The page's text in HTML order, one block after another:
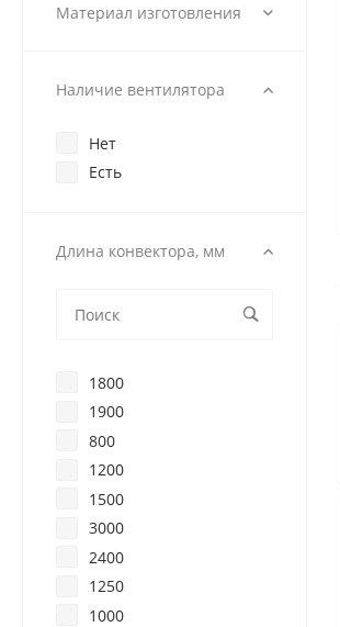
Zehnder
Материал изготовления
Наличие вентилятора
Нет
Есть
Длина конвектора, мм
1800
1900
800
1200
1500
3000
2400
1250
1000